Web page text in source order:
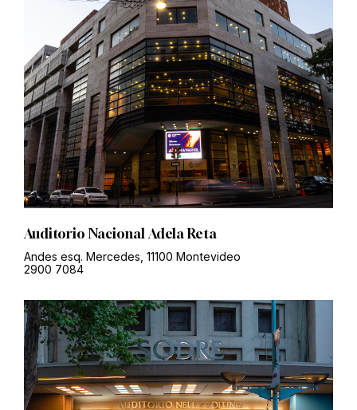
Auditorio Nacional Adela Reta
Andes esq. Mercedes, 11100 Montevideo
2900 7084